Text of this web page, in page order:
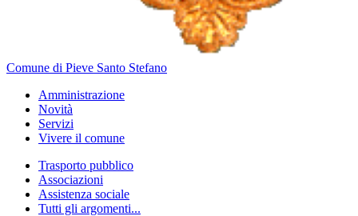
Comune di Pieve Santo Stefano
Amministrazione
Novità
Servizi
Vivere il comune
Trasporto pubblico
Associazioni
Assistenza sociale
Tutti gli argomenti...